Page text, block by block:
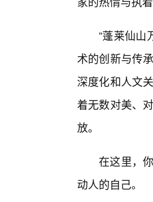
“蓬莱仙山
术的创新与传
深度化和人文
着无数对美、
放。
在这里，
动人的自己。